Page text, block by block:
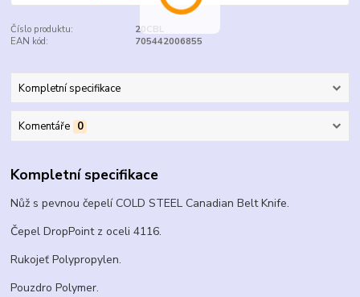
Číslo produktu:
20CBL
EAN kód:
705442006855
Kompletní specifikace
Komentáře 0
Kompletní specifikace
Nůž s pevnou čepelí COLD STEEL Canadian Belt Knife.
Čepel DropPoint z oceli 4116.
Rukojeť Polypropylen.
Pouzdro Polymer.